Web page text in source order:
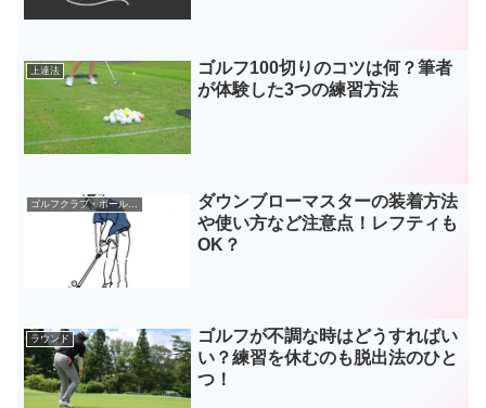
上達法
ゴルフ100切りのコツは何？筆者
が体験した3つの練習方法
ゴルフクラブ・ボールなどギア
ダウンブローマスターの装着方法
や使い方など注意点！レフティも
OK？
ラウンド
ゴルフが不調な時はどうすればい
い？練習を休むのも脱出法のひと
つ！